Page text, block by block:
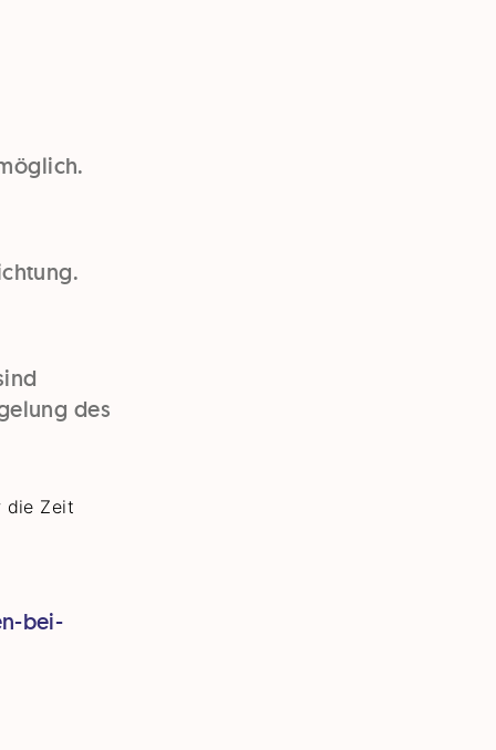
des
die Zeit
bei-